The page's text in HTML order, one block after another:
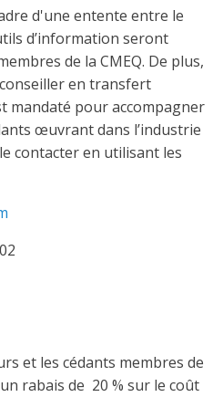
illégales
électrique
électriques
collectif des fonds
| SÉCURE
INFO et autres
de formations
obligatoire (FCO)
de formation des
dispensateur
d'une entente entre le
d’information seront
de la CMEQ. De plus,
en transfert
mandaté pour accompagner
œuvrant dans l’industrie
contacter en utilisant les
et les cédants membres de
rabais de 20 % sur le coût